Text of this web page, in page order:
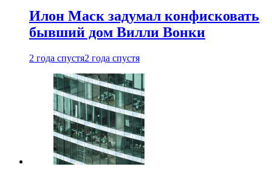
Илон Маск задумал конфисковать
бывший дом Вилли Вонки
2 года спустя2 года спустя